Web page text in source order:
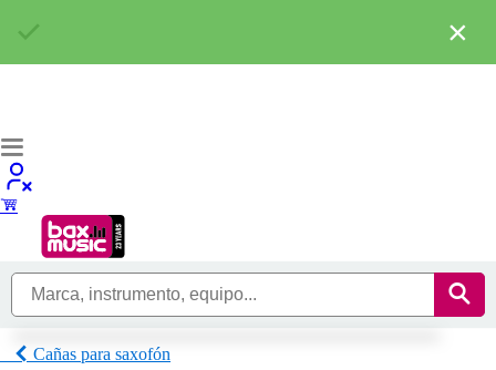
Cañas para saxofón
×